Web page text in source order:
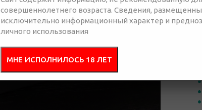
6 698
совершеннолетнего возраста. Сведения,
исключительно информационный характер и
личного использования
МНЕ ИСПОЛНИЛОСЬ 18 ЛЕТ